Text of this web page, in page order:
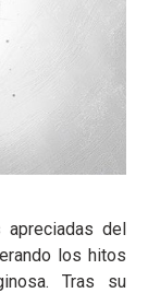
apreciadas del
los hitos
Tras su